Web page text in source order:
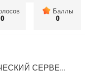
0
Баллы
0
СЕРВЕ...